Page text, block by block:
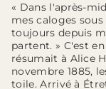
« Dans l'après-
mes caloges
toujours depuis
partent. » C'est
résumait à Alice
novembre 1885,
toile. Arrivé à